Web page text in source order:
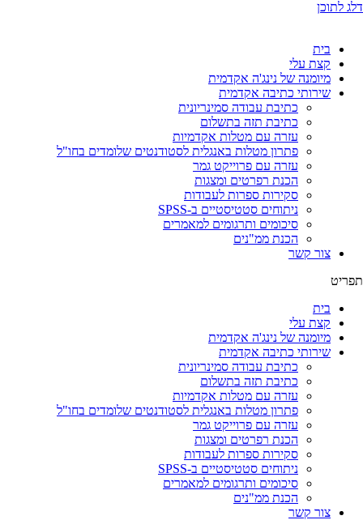
דלג לתוכן
בית
קצת עלי
מיומנה של נינג'ה אקדמית
שירותי כתיבה אקדמית
כתיבת עבודה סמינריונית
כתיבת תזה בתשלום
עזרה עם מטלות אקדמיות
פתרון מטלות באנגלית לסטודנטים שלומדים בחו"ל
עזרה עם פרוייקט גמר
הכנת רפרטים ומצגות
סקירות ספרות לעבודות
ניתוחים סטטיסטיים ב-SPSS
סיכומים ותרגומים למאמרים
הכנת ממ"נים
צור קשר
תפריט
בית
קצת עלי
מיומנה של נינג'ה אקדמית
שירותי כתיבה אקדמית
כתיבת עבודה סמינריונית
כתיבת תזה בתשלום
עזרה עם מטלות אקדמיות
פתרון מטלות באנגלית לסטודנטים שלומדים בחו"ל
עזרה עם פרוייקט גמר
הכנת רפרטים ומצגות
סקירות ספרות לעבודות
ניתוחים סטטיסטיים ב-SPSS
סיכומים ותרגומים למאמרים
הכנת ממ"נים
צור קשר